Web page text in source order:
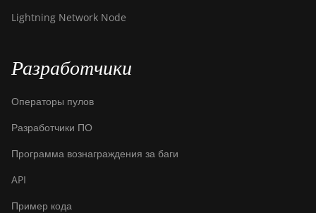
Lightning Network Node
Разработчики
Операторы пулов
Разработчики ПО
Программа вознаграждения за баги
API
Пример кода